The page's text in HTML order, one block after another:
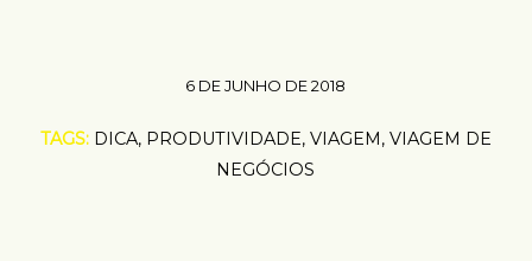
6 DE JUNHO DE 2018
TAGS: DICA, PRODUTIVIDADE, VIAGEM, VIAGEM DE
NEGÓCIOS